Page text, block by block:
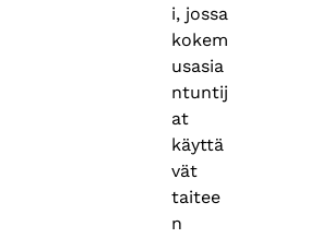
i, jossa
kokem
usasia
ntuntij
at
käyttä
vät
taitee
n